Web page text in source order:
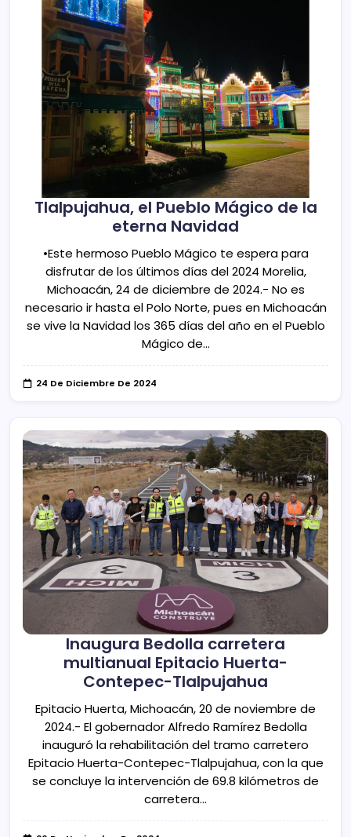
Tlalpujahua, el Pueblo Mágico de la
eterna Navidad
•Este hermoso Pueblo Mágico te espera para
disfrutar de los últimos días del 2024 Morelia,
Michoacán, 24 de diciembre de 2024.- No es
necesario ir hasta el Polo Norte, pues en Michoacán
se vive la Navidad los 365 días del año en el Pueblo
Mágico de…
24 De Diciembre De 2024
Inaugura Bedolla carretera
multianual Epitacio Huerta-
Contepec-Tlalpujahua
Epitacio Huerta, Michoacán, 20 de noviembre de
2024.- El gobernador Alfredo Ramírez Bedolla
inauguró la rehabilitación del tramo carretero
Epitacio Huerta-Contepec-Tlalpujahua, con la que
se concluye la intervención de 69.8 kilómetros de
carretera…